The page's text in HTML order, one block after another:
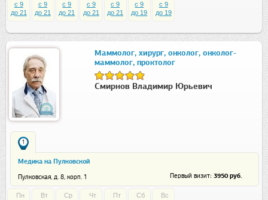
c 9
до 21
c 9
до 21
c 9
до 21
c 9
до 21
c 9
до 21
c 9
до 19
c 9
до 19
Маммолог, хирург, онколог, онколог-
маммолог, проктолог
Смирнов Владимир Юрьевич
1
Медика на Пулковской
Пулковская, д. 8, корп. 1 Первый визит: 3950 руб.
Пн
Вт
Ср
Чт
Пт
Сб
Вс